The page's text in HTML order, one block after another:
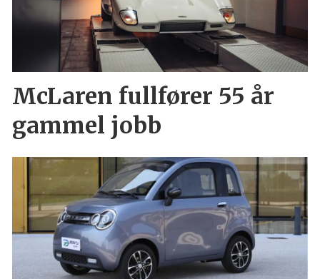
McLaren fullfører 55 år
gammel jobb